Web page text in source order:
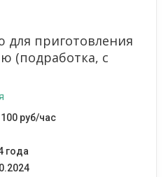
для приготовления
(подработка, с
руб/час
года